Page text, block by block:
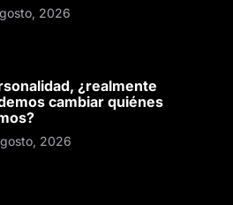
2026
¿realmente
cambiar quiénes
2026